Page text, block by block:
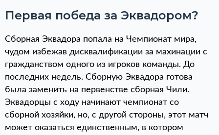
Первая победа за Эквадором?
Сборная Эквадора попала на Чемпионат мира,
чудом избежав дисквалификации за махинации с
гражданством одного из игроков команды. До
последних недель. Сборную Эквадора готова
была заменить на первенстве сборная Чили.
Эквадорцы с ходу начинают чемпионат со
сборной хозяйки, но, с другой стороны, этот матч
может оказаться единственным, в котором